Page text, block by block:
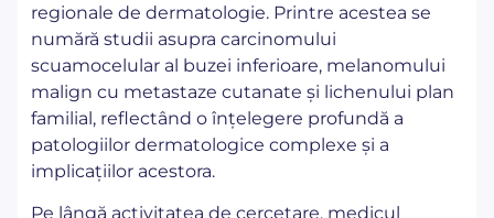
regionale de dermatologie. Printre acestea se
numără studii asupra carcinomului
scuamocelular al buzei inferioare, melanomului
malign cu metastaze cutanate și lichenului plan
familial, reflectând o înțelegere profundă a
patologiilor dermatologice complexe și a
implicațiilor acestora.
Pe lângă activitatea de cercetare, medicul